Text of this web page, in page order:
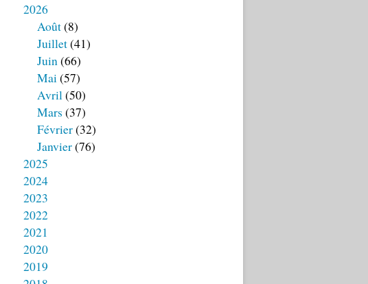
2026
Août(8)
Juillet(41)
Juin(66)
Mai(57)
Avril(50)
Mars (37)
Février(32)
Janvier(76)
2025
2024
2023
2022
2021
2020
2019